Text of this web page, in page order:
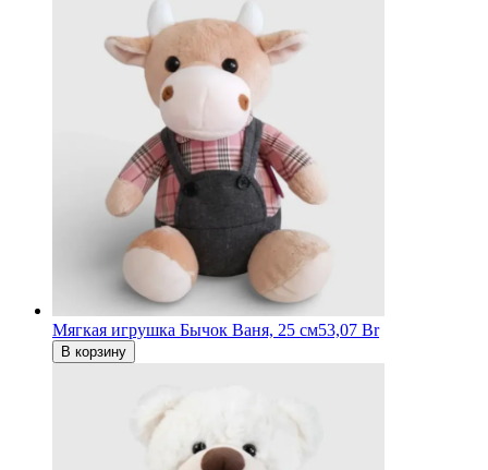
Мягкая игрушка Бычок Ваня, 25 см53,07 Br
В корзину